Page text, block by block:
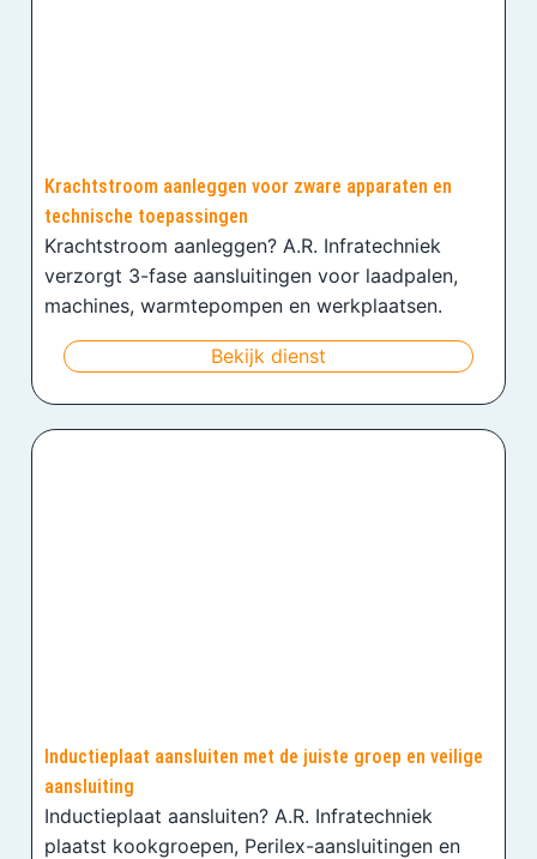
Krachtstroom aanleggen voor zware apparaten en
technische toepassingen
Krachtstroom aanleggen? A.R. Infratechniek
verzorgt 3-fase aansluitingen voor laadpalen,
machines, warmtepompen en werkplaatsen.
Bekijk dienst
Inductieplaat aansluiten met de juiste groep en veilige
aansluiting
Inductieplaat aansluiten? A.R. Infratechniek
plaatst kookgroepen, Perilex-aansluitingen en